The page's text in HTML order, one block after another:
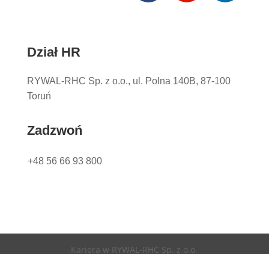
Dział HR
RYWAL-RHC Sp. z o.o., ul. Polna 140B, 87-100
Toruń
Zadzwoń
+48 56 66 93 800
Kariera w RYWAL-RHC Sp. z o.o.